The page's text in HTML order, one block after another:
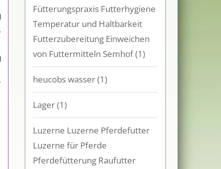
Fütterungspraxis Futterhygiene
Temperatur und Haltbarkeit
Futterzubereitung Einweichen
von Futtermitteln Semhof(1)
heucobs wasser(1)
Lager(1)
Luzerne Luzerne Pferdefutter
Luzerne für Pferde
Pferdefütterung Raufutter